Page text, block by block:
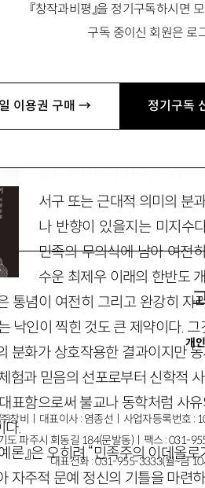
『창작과비평』을 정기구독하시면
구독 중이신 회원은 로
이용권 구매 → 정기구독
문학과 영화, 미술에 관한
서구 또는 근대적 의미의 분
나 반향이 있을지는 미지수
민족의 무의식에 남아 여전
수운 최제우 이래의 한반도
통념이 여전히 그리고 완강히 자
낙인이 찍힌 것도 큰 제약이다.
분화가 상호작용한 결과이지만
험과 믿음의 선포로부터 신학적
표함으로써 불교나 동학처럼 사
다.
론』은 오히려 “민족주의 이데올
자주적 문예 정신의 기틀을 마련
개
창비ㅣ대표이사 : 염종선ㅣ사업자등록번호
도 파주시 회동길 184(문발동)ㅣ팩스 : 031-
대표전화 : 031-955-3333(월~금